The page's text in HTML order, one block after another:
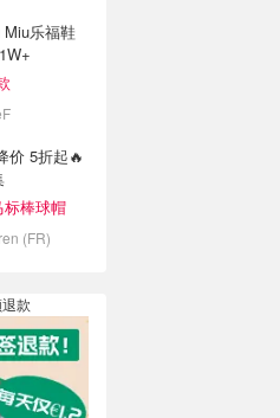
乐福鞋
价 5折起🔥
棒球帽
(FR)
款